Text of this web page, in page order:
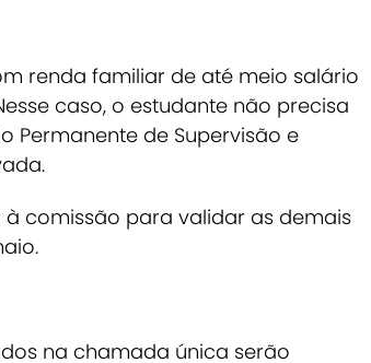
renda familiar de até meio salário
caso, o estudante não precisa
Permanente de Supervisão e
comissão para validar as demais
na chamada única serão